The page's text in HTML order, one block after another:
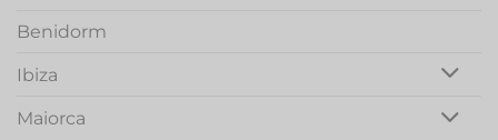
Benidorm
Ibiza
Maiorca